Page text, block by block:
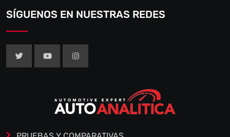
SÍGUENOS EN NUESTRAS REDES